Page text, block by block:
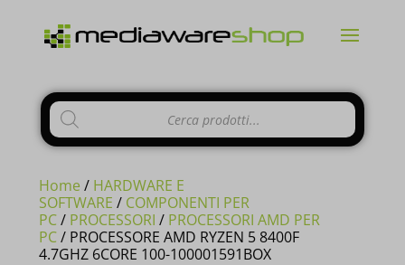
Products
search
Home / HARDWARE E
SOFTWARE / COMPONENTI PER
PC/ PROCESSORI / PROCESSORI AMD PER
PC/ PROCESSORE AMD RYZEN 5 8400F
4.7GHZ 6CORE 100-100001591BOX
Si comunica ai gentili clienti che il
CHIUDI